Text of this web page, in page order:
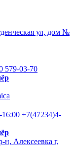
ул, дом №
579-03-70
16:00 +7(47234)4-
н, Алексеевка г,